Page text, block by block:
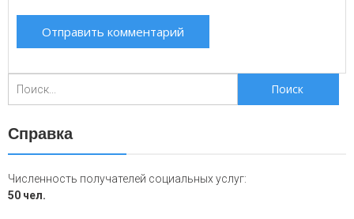
для:
Справка
Численность получателей социальных услуг:
50 чел.